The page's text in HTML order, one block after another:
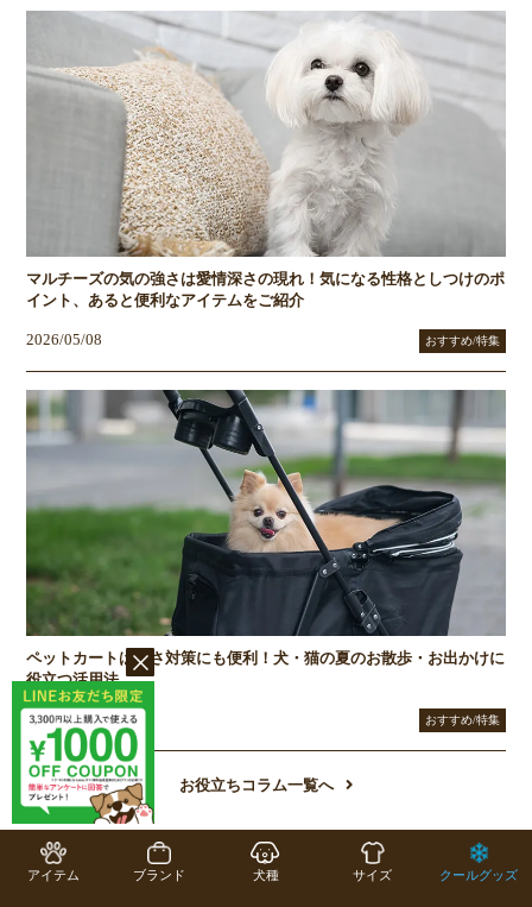
アイテム ブランド 犬種 サイズ クールグッズ
マルチーズの気の強さは愛情深さの現れ！気になる性格としつけのポ
イント、あると便利なアイテムをご紹介
2026/05/08 おすすめ/特集
ペットカートは暑さ対策にも便利！犬・猫の夏のお散歩・お出かけに
役立つ活用法
2026/04/01 おすすめ/特集
お役立ちコラム一覧へ